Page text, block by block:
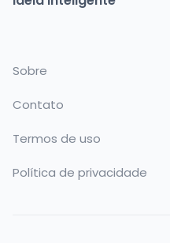
Sobre
Contato
Termos de uso
Política de privacidade